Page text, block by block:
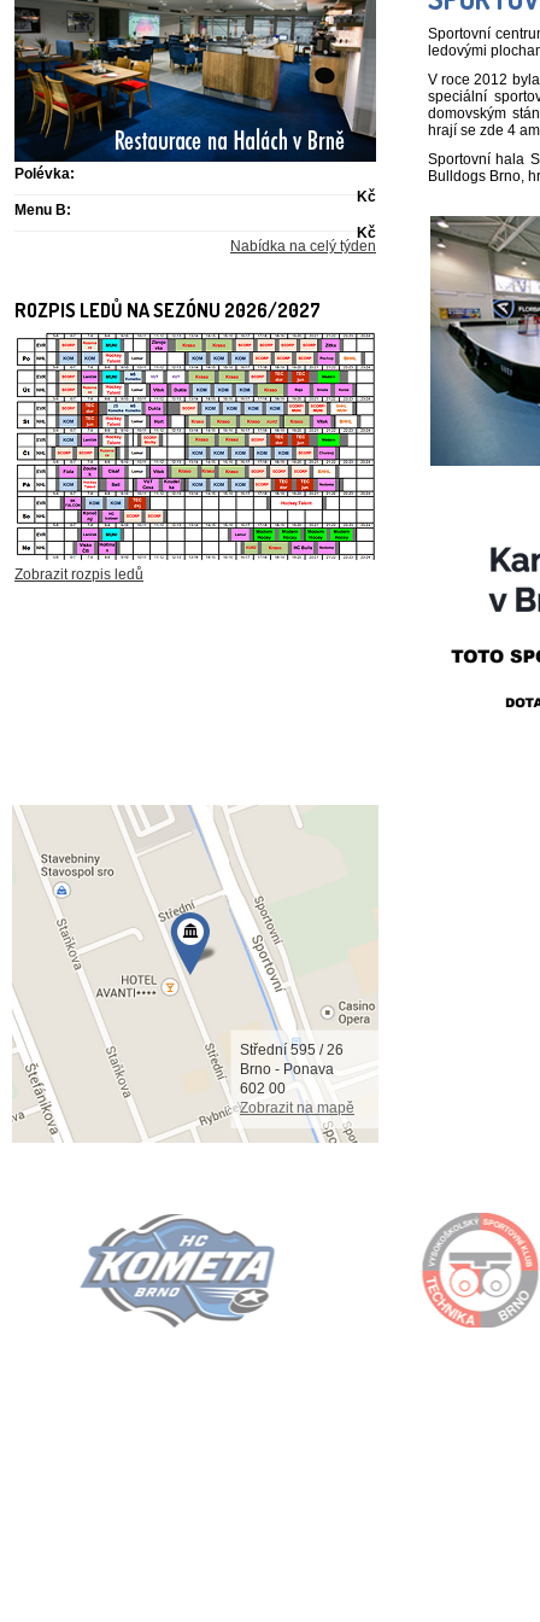
Polévka:
Kč
Menu B:
Kč
Nabídka na celý týden
ROZPIS LEDŮ NA SEZÓNU 2026/2027
Zobrazit rozpis ledů
Sportovní
ledovými
V roce 2012
speciální
domovským
hrají se zde 4
Sportovní hala
Bulldogs Brno,
Střední 595 / 26
Brno - Ponava
602 00
Zobrazit na mapě